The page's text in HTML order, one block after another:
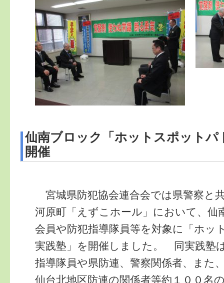
仙南ブロック「ホットスポットパ
開催
宮城県防犯協会連合会では県警察と
河原町「えずこホール」において、仙
会員や防犯指導隊員等を対象に「ホッ
実践塾」を開催しました。 同実践塾
指導隊員や県防連、警察関係者、また
仙台北地区防連の関係者等約１００名